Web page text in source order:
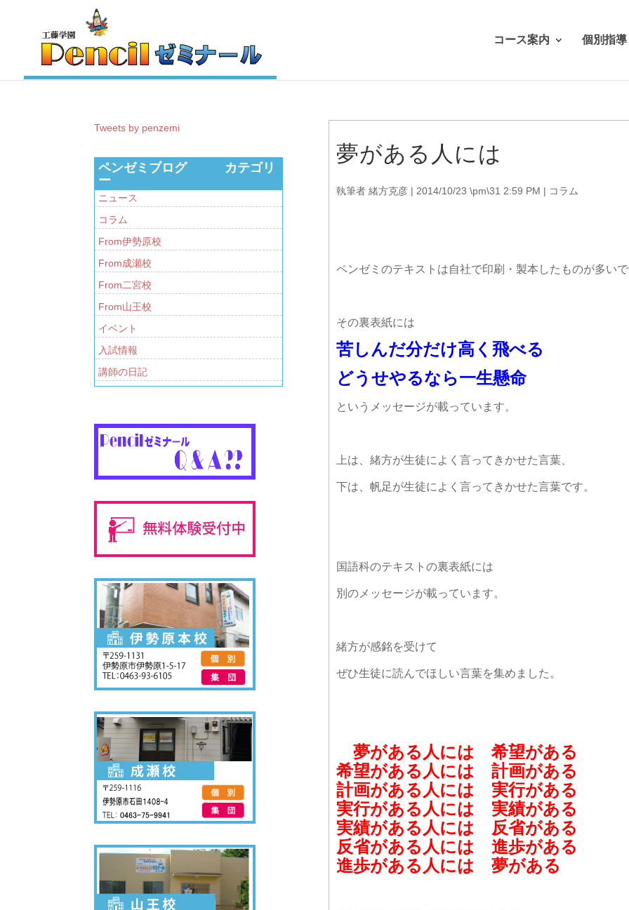
コース案内 個別指導
夢がある人には
執筆者 緒方克彦| 2014/10/23 \pm\31 2:59 PM | コラム
ペンゼミのテキストは自社で印刷・製本したものが多い
その裏表紙には
苦しんだ分だけ高く飛べる
どうせやるなら一生懸命
というメッセージが載っています。
上は、緒方が生徒によく言ってきかせた言葉、
下は、帆足が生徒によく言ってきかせた言葉です。
国語科のテキストの裏表紙には
別のメッセージが載っています。
緒方が感銘を受けて
ぜひ生徒に読んでほしい言葉を集めました。
夢がある人には 希望がある
希望がある人には 計画がある
計画がある人には 実行がある
実行がある人には 実績がある
実績がある人には 反省がある
反省がある人には 進歩がある
進歩がある人には 夢がある
Tweets by penzemi
ペンゼミブログ カテゴリ
ー
ニュース
コラム
From伊勢原校
From成瀬校
From二宮校
From山王校
イベント
入試情報
講師の日記